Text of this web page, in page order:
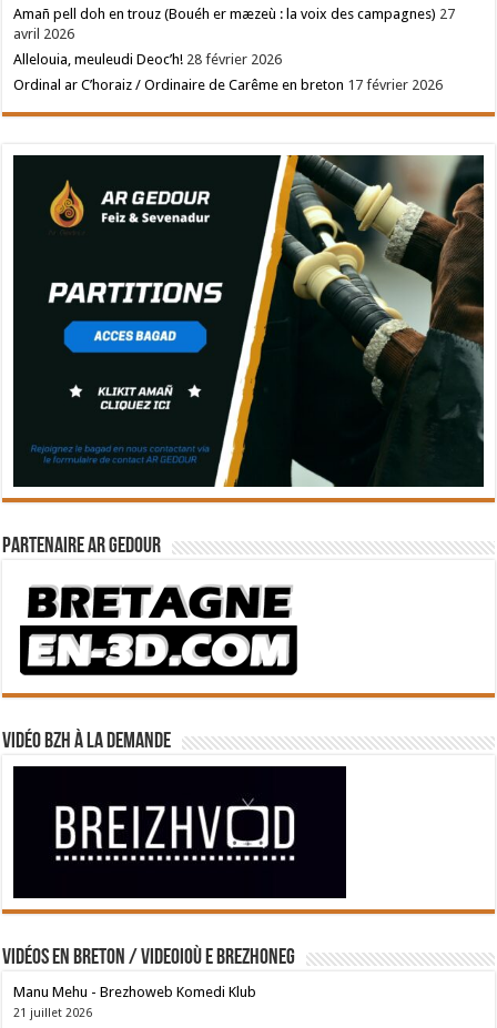
Amañ pell doh en trouz (Bouéh er mæzeù : la voix des campagnes) 27
avril 2026
Allelouia, meuleudi Deoc’h! 28 février 2026
Ordinal ar C’horaiz / Ordinaire de Carême en breton 17 février 2026
Partenaire Ar Gedour
Vidéo BZH à la demande
Vidéos en breton / Videoioù e brezhoneg
Manu Mehu - Brezhoweb Komedi Klub
21 juillet 2026